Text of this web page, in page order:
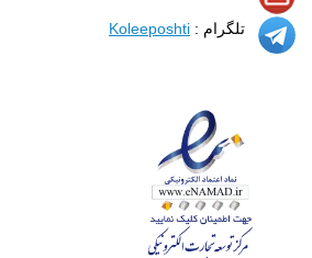
تلگرام : Koleeposhti